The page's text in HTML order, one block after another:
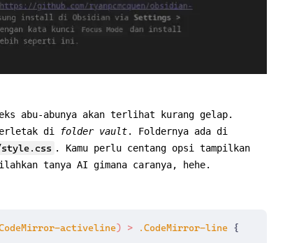
abu-abunya akan terlihat kurang gelap.
di folder vault. Foldernya ada di
style.css . Kamu perlu centang opsi tampilkan
tanya AI gimana caranya, hehe.
activeline) > .CodeMirror-line {